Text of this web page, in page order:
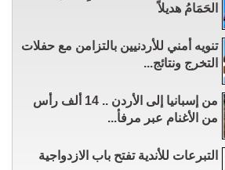
الحَمَامُ هديلاً
تنويه أمني للأردنيين بالتزامن مع حفلات
التخرج ونتائج...
من إسبانيا إلى الأردن .. 14 ألف رأس
من الأغنام عبر مرفأ...
التبرعات للأندية تفتح باب الازدواجية